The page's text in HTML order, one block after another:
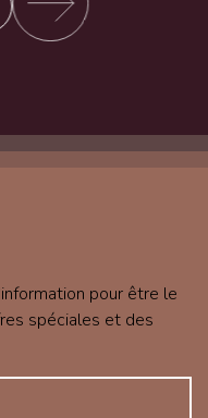
pour être le
spéciales et des